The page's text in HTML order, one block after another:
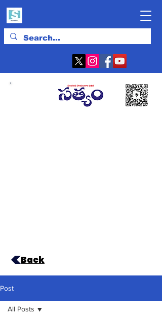
Back
Post
All Posts